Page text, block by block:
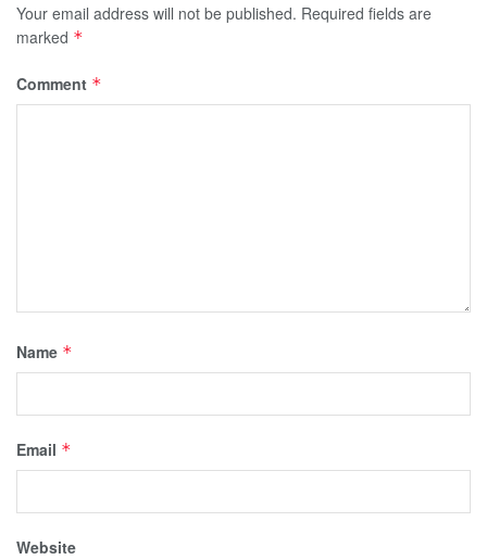
Your email address will not be published. Required fields are
marked *
Comment *
Name *
Email *
Website